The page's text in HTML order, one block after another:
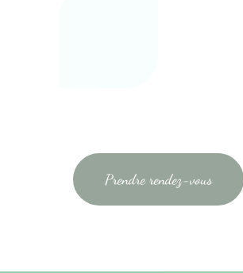
Prendre rendez-vous